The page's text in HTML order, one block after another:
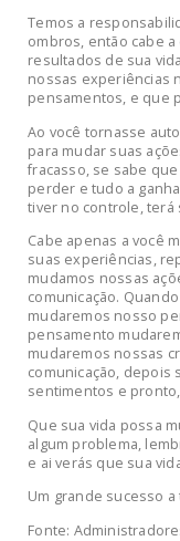
Temos a
ombros, então cabe
resultados de sua
nossas experiências
pensamentos, e que
Ao você tornasse
para mudar suas
fracasso, se sabe
perder e tudo a
tiver no controle, terá
Cabe apenas a você
suas experiências,
mudamos nossas
comunicação.
mudaremos nosso
pensamento
mudaremos nossas
comunicação, depois
sentimentos e
Que sua vida possa
algum problema,
e ai verás que sua
Um grande sucesso a
Fonte: